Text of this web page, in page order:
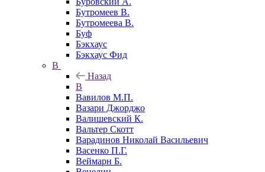
Бутромеев В.
Бутромеева В.
Буф
Бэкхаус
Бэкхаус Фид
В
Назад
В
Вавилов М.П.
Вазари Джорджо
Валишевский К.
Вальтер Скотт
Варадинов Николай Васильевич
Васенко П.Г.
Веймарн Б.